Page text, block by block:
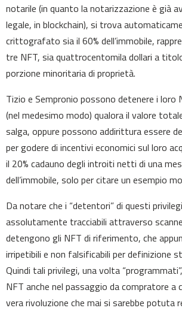
notarile (in quanto la notarizzazione è già
legale, in blockchain), si trova
crittografato sia il 60% dell’immobile,
tre NFT, sia quattrocentomila dollari a
porzione minoritaria di proprietà.
Tizio e Sempronio possono detenere i loro
(nel medesimo modo) qualora il valore
salga, oppure possono addirittura essere
per godere di incentivi economici sul loro
il 20% cadauno degli introiti netti di una
dell’immobile, solo per citare un esempio
Da notare che i “detentori” di questi
assolutamente tracciabili attraverso
detengono gli NFT di riferimento, che
irripetibili e non falsificabili per definizione
Quindi tali privilegi, una volta
NFT anche nel passaggio da compratore a
vera rivoluzione che mai si sarebbe potuta